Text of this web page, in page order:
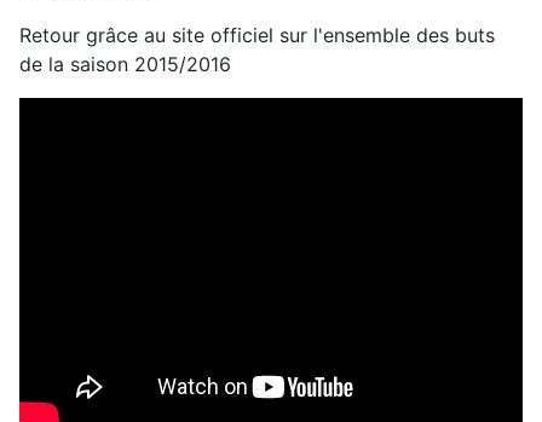
Retour grâce au site officiel sur l'ensemble des buts
de la saison 2015/2016